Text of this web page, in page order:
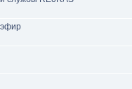
эфир